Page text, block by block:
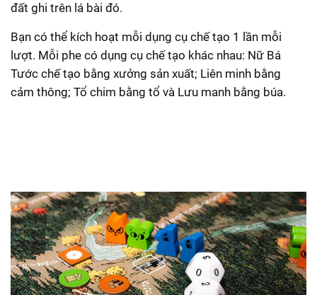
đất ghi trên lá bài đó.
Bạn có thể kích hoạt mỗi dụng cụ chế tạo 1 lần mỗi
lượt. Mỗi phe có dụng cụ chế tạo khác nhau: Nữ Bá
Tước chế tạo bằng xưởng sản xuất; Liên minh bằng
cảm thông; Tổ chim bằng tổ và Lưu manh bằng búa.